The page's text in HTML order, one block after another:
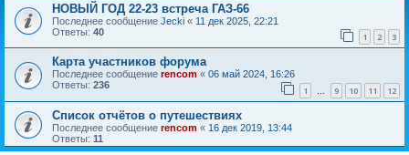
НОВЫЙ ГОД 22-23 встреча ГАЗ-66
Последнее сообщение Jecki « 11 дек 2025, 22:21
Ответы: 40 1 2 3
Карта участников форума
Последнее сообщение rencom « 06 май 2024, 16:26
Ответы: 236 1 … 9 10 11 12
Список отчётов о путешествиях
Последнее сообщение rencom « 16 дек 2019, 13:44
Ответы: 11